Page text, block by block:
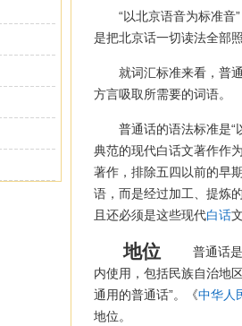
“以北京语音为标准音
是把北京话一切读法全部
就词汇标准来看，普
方言吸取所需要的词语。
普通话的语法标准是“
典范的现代白话文著作作
著作，排除五四以前的早
语，而是经过加工、提炼
且还必须是这些现代白话
地位
普通话
内使用，包括民族自治地
通用的普通话”。《中华人
地位。